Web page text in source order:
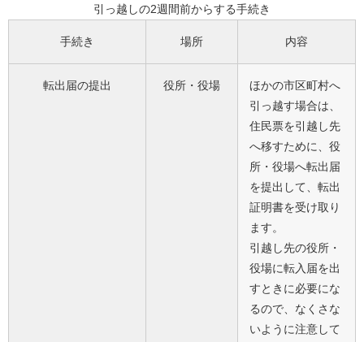
引っ越しの2週間前からする手続き
手続き 場所 内容
転出届の提出 役所・役場
ほかの市区町村へ
引っ越す場合は、
住民票を引越し先
へ移すために、役
所・役場へ転出届
を提出して、転出
証明書を受け取り
ます。
引越し先の役所・
役場に転入届を出
すときに必要にな
るので、なくさな
いように注意して